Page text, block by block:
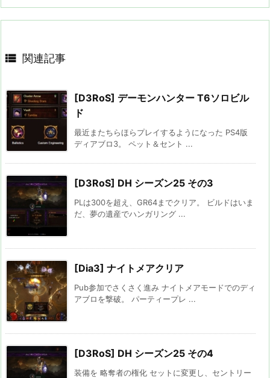
 関連記事
[D3RoS] デーモンハンター T6ソロビル
ド
最近またちらほらプレイするようになった PS4版
ディアブロ3。 ペット＆セント ...
[D3RoS] DH シーズン25 その3
PLは300を超え、GR64までクリア。 ビルドはいま
だ、夢の遺産でハンガリング ...
[Dia3] ナイトメアクリア
Pub参加でさくさく進み ナイトメアモードでのディ
アブロを撃破。 パーティープレ ...
[D3RoS] DH シーズン25 その4
装備を 略奪者の権化 セットに変更し、セントリー